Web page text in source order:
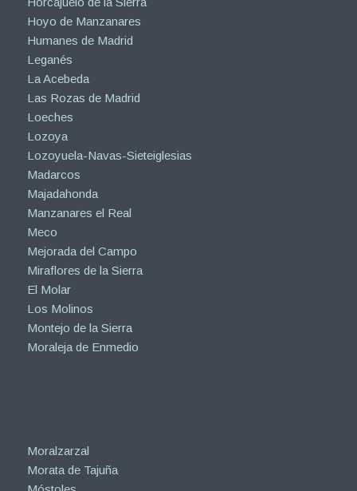
Hoyo de Manzanares
Humanes de Madrid
Leganés
La Acebeda
Las Rozas de Madrid
Loeches
Lozoya
Lozoyuela-Navas-Sieteiglesias
Madarcos
Majadahonda
Manzanares el Real
Meco
Mejorada del Campo
Miraflores de la Sierra
El Molar
Los Molinos
Montejo de la Sierra
Moraleja de Enmedio
Moralzarzal
Morata de Tajuña